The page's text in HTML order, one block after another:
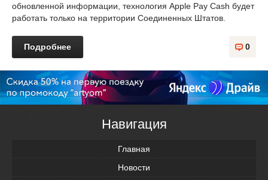
обновленной информации, технология Apple Pay Cash будет
работать только на территории Соединенных Штатов.
Подробнее 0
Навигация
Главная
Новости